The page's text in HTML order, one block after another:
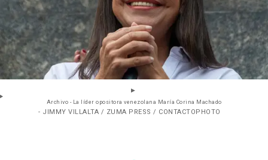
Archivo - La líder opositora venezolana María Corina Machado
- JIMMY VILLALTA / ZUMA PRESS / CONTACTOPHOTO